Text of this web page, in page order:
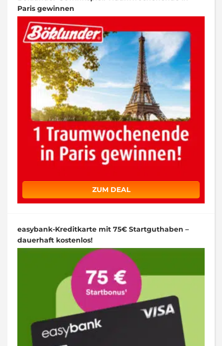
Paris gewinnen
ZUM DEAL
easybank-Kreditkarte mit 75€ Startguthaben –
dauerhaft kostenlos!